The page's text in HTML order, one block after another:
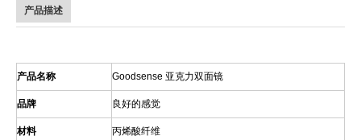
产品描述
产品名称 Goodsense 亚克力双面镜
品牌 良好的感觉
材料 丙烯酸纤维